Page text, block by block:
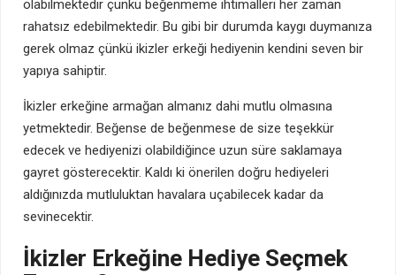
olabilmektedir çünkü beğenmeme ihtimalleri her zaman
rahatsız edebilmektedir. Bu gibi bir durumda kaygı duymanıza
gerek olmaz çünkü ikizler erkeği hediyenin kendini seven bir
yapıya sahiptir.
İkizler erkeğine armağan almanız dahi mutlu olmasına
yetmektedir. Beğense de beğenmese de size teşekkür
edecek ve hediyenizi olabildiğince uzun süre saklamaya
gayret gösterecektir. Kaldı ki önerilen doğru hediyeleri
aldığınızda mutluluktan havalara uçabilecek kadar da
sevinecektir.
İkizler Erkeğine Hediye Seçmek